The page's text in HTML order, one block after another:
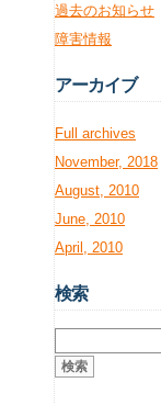
過去のお知らせ
障害情報
アーカイブ
Full archives
November, 2018
August, 2010
June, 2010
April, 2010
検索